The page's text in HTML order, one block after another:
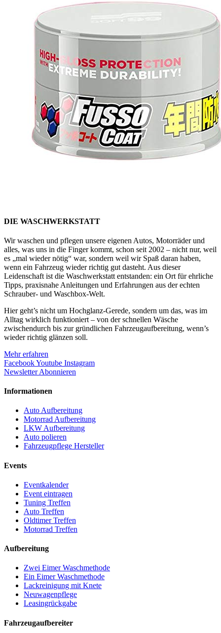
DIE WASCHWERKSTATT
Wir waschen und pflegen unsere eigenen Autos, Motorräder und
alles, was uns in die Finger kommt, schon seit 2002 – nicht nur, weil
es „mal wieder nötig“ war, sondern weil wir Spaß daran haben,
wenn ein Fahrzeug wieder richtig gut dasteht. Aus dieser
Leidenschaft ist die Waschwerkstatt entstanden: ein Ort für ehrliche
Tipps, praxisnahe Anleitungen und Erfahrungen aus der echten
Schrauber- und Waschbox-Welt.
Hier geht’s nicht um Hochglanz-Gerede, sondern um das, was im
Alltag wirklich funktioniert – von der schnellen Wäsche
zwischendurch bis zur gründlichen Fahrzeugaufbereitung, wenn’s
wieder richtig glänzen soll.
Mehr erfahren
FacebookYoutube Instagram
Newsletter Abonnieren
Informationen
Auto Aufbereitung
Motorrad Aufbereitung
LKW Aufbereitung
Auto polieren
Fahrzeugpflege Hersteller
Events
Eventkalender
Event eintragen
Tuning Treffen
Auto Treffen
Oldtimer Treffen
Motorrad Treffen
Aufbereitung
Zwei Eimer Waschmethode
Ein Eimer Waschmethode
Lackreinigung mit Knete
Neuwagenpflege
Leasingrückgabe
Fahrzeugaufbereiter